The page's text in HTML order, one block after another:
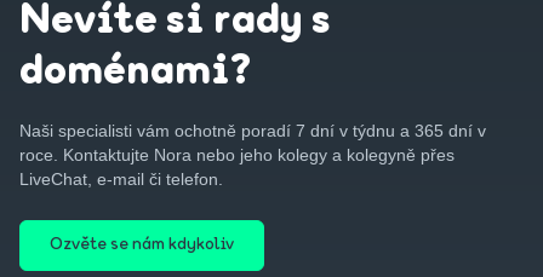
Nevíte si rady s
doménami?
Naši specialisti vám ochotně poradí 7 dní v týdnu a 365 dní v
roce. Kontaktujte Nora nebo jeho kolegy a kolegyně přes
LiveChat, e-mail či telefon.
Ozvěte se nám kdykoliv